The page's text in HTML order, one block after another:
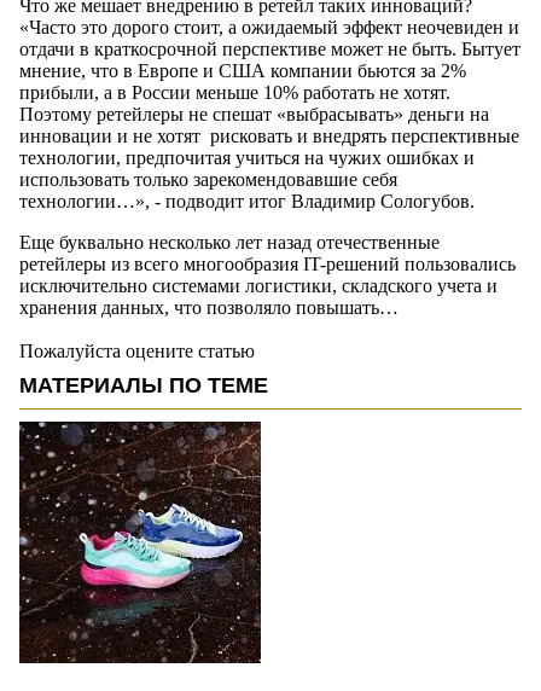
Что же мешает внедрению в ретейл таких инноваций?
«Часто это дорого стоит, а ожидаемый эффект неочевиден и
отдачи в краткосрочной перспективе может не быть. Бытует
мнение, что в Европе и США компании бьются за 2%
прибыли, а в России меньше 10% работать не хотят.
Поэтому ретейлеры не спешат «выбрасывать» деньги на
инновации и не хотят рисковать и внедрять перспективные
технологии, предпочитая учиться на чужих ошибках и
использовать только зарекомендовавшие себя
технологии…», - подводит итог Владимир Сологубов.
Еще буквально несколько лет назад отечественные
ретейлеры из всего многообразия IT-решений пользовались
исключительно системами логистики, складского учета и
хранения данных, что позволяло повышать…
Пожалуйста оцените статью
МАТЕРИАЛЫ ПО ТЕМЕ